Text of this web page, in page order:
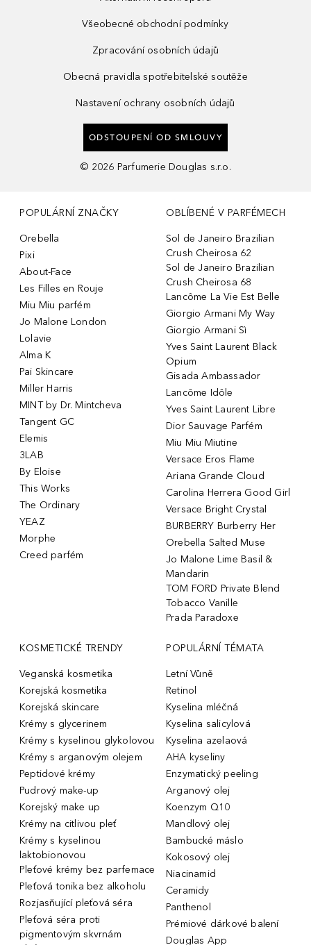
Všeobecné obchodní podmínky
Zpracování osobních údajů
Obecná pravidla spotřebitelské soutěže
Nastavení ochrany osobních údajů
ODSTOUPENÍ OD SMLOUVY
© 2026 Parfumerie Douglas s.r.o.
POPULÁRNÍ ZNAČKY
Orebella
Pixi
About-Face
Les Filles en Rouje
Miu Miu parfém
Jo Malone London
Lolavie
Alma K
Pai Skincare
Miller Harris
MINT by Dr. Mintcheva
Tangent GC
Elemis
3LAB
By Eloise
This Works
The Ordinary
YEAZ
Morphe
Creed parfém
OBLÍBENÉ V PARFÉMECH
Sol de Janeiro Brazilian
Crush Cheirosa 62
Sol de Janeiro Brazilian
Crush Cheirosa 68
Lancôme La Vie Est Belle
Giorgio Armani My Way
Giorgio Armani Sì
Yves Saint Laurent Black
Opium
Gisada Ambassador
Lancôme Idôle
Yves Saint Laurent Libre
Dior Sauvage Parfém
Miu Miu Miutine
Versace Eros Flame
Ariana Grande Cloud
Carolina Herrera Good Girl
Versace Bright Crystal
BURBERRY Burberry Her
Orebella Salted Muse
Jo Malone Lime Basil &
Mandarin
TOM FORD Private Blend
Tobacco Vanille
Prada Paradoxe
KOSMETICKÉ TRENDY
Veganská kosmetika
Korejská kosmetika
Korejská skincare
Krémy s glycerinem
Krémy s kyselinou glykolovou
Krémy s arganovým olejem
Peptidové krémy
Pudrový make-up
Korejský make up
Krémy na citlivou pleť
Krémy s kyselinou
laktobionovou
Pleťové krémy bez parfemace
Pleťová tonika bez alkoholu
Rozjasňující pleťová séra
Pleťová séra proti
pigmentovým skvrnám
POPULÁRNÍ TÉMATA
Letní Vůně
Retinol
Kyselina mléčná
Kyselina salicylová
Kyselina azelaová
AHA kyseliny
Enzymatický peeling
Arganový olej
Koenzym Q10
Mandlový olej
Bambucké máslo
Kokosový olej
Niacinamid
Ceramidy
Panthenol
Prémiové dárkové balení
Douglas App